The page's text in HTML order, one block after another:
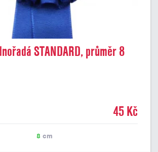
STANDARD, průměr 8
45 Kč
8 cm